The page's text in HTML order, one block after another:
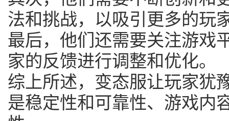
法和挑战，以吸引更多的玩
最后，他们还需要关注游戏
家的反馈进行调整和优化。
综上所述，变态服让玩家犹
是稳定性和可靠性、游戏内